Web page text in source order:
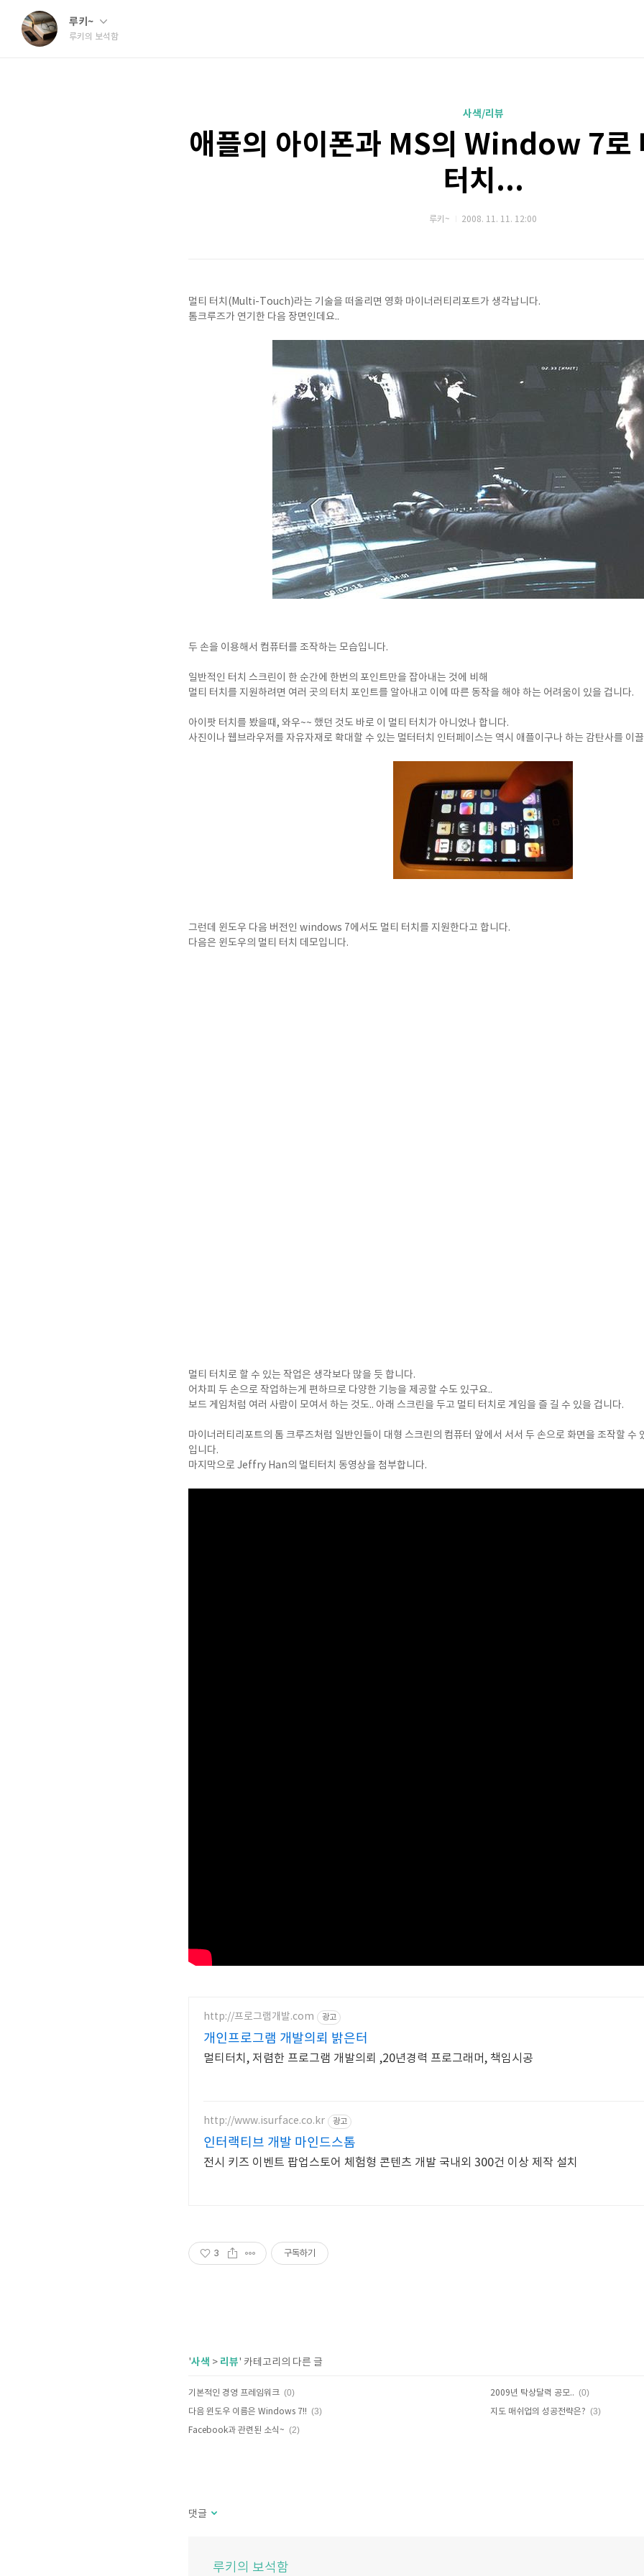
루키~
루키의 보석함
사색/리뷰
애플의 아이폰과 MS의 Window 7로
터치...
루키~ 2008. 11. 11. 12:00
멀티 터치(Multi-Touch)라는 기술을 떠올리면 영화 마이너러티리포트가 생각납니다.
톰크루즈가 연기한 다음 장면인데요..
두 손을 이용해서 컴퓨터를 조작하는 모습입니다.
일반적인 터치 스크린이 한 순간에 한번의 포인트만을 잡아내는 것에 비해
멀티 터치를 지원하려면 여러 곳의 터치 포인트를 알아내고 이에 따른 동작을 해야 하는 어려움이 있을 겁니다.
아이팟 터치를 봤을때, 와우~~ 했던 것도 바로 이 멀티 터치가 아니었나 합니다.
사진이나 웹브라우저를 자유자재로 확대할 수 있는 멀터터치 인터페이스는 역시 애플이구나 하는 감탄사를 이
그런데 윈도우 다음 버전인 windows 7에서도 멀티 터치를 지원한다고 합니다.
다음은 윈도우의 멀티 터치 데모입니다.
멀티 터치로 할 수 있는 작업은 생각보다 많을 듯 합니다.
어차피 두 손으로 작업하는게 편하므로 다양한 기능을 제공할 수도 있구요..
보드 게임처럼 여러 사람이 모여서 하는 것도.. 아래 스크린을 두고 멀티 터치로 게임을 즐 길 수 있을 겁니다.
마이너러티리포트의 톰 크루즈처럼 일반인들이 대형 스크린의 컴퓨터 앞에서 서서 두 손으로 화면을 조작할 수
입니다.
마지막으로 Jeffry Han의 멀티터치 동영상을 첨부합니다.
http://프로그램개발.com 광고
개인프로그램 개발의뢰 밝은터
멀티터치, 저렴한 프로그램 개발의뢰 ,20년경력 프로그래머, 책임시공
http://www.isurface.co.kr 광고
인터랙티브 개발 마인드스톰
전시 키즈 이벤트 팝업스토어 체험형 콘텐츠 개발 국내외 300건 이상 제작 설치
3 구독하기
'사색 > 리뷰' 카테고리의 다른 글
기본적인 경영 프레임워크 (0) 2009년 탁상달력 공모.. (0)
다음 윈도우 이름은 Windows 7!! (3) 지도 매쉬업의 성공전략은? (3)
Facebook과 관련된 소식~ (2)
댓글
루키의 보석함